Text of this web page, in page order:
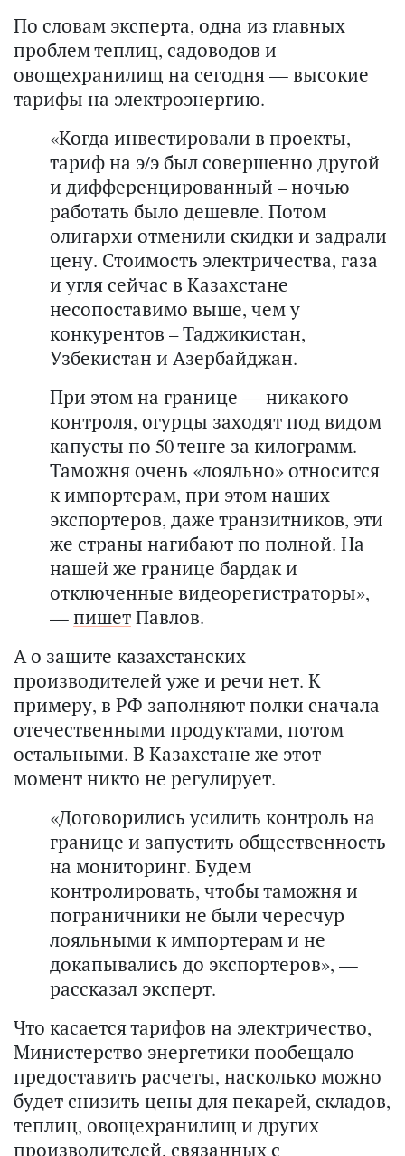
По словам эксперта, одна из главных
проблем теплиц, садоводов и
овощехранилищ на сегодня — высокие
тарифы на электроэнергию.
«Когда инвестировали в проекты,
тариф на э/э был совершенно другой
и дифференцированный – ночью
работать было дешевле. Потом
олигархи отменили скидки и задрали
цену. Стоимость электричества, газа
и угля сейчас в Казахстане
несопоставимо выше, чем у
конкурентов – Таджикистан,
Узбекистан и Азербайджан.
При этом на границе — никакого
контроля, огурцы заходят под видом
капусты по 50 тенге за килограмм.
Таможня очень «лояльно» относится
к импортерам, при этом наших
экспортеров, даже транзитников, эти
же страны нагибают по полной. На
нашей же границе бардак и
отключенные видеорегистраторы»,
—пишетПавлов.
А о защите казахстанских
производителей уже и речи нет. К
примеру, в РФ заполняют полки сначала
отечественными продуктами, потом
остальными. В Казахстане же этот
момент никто не регулирует.
«Договорились усилить контроль на
границе и запустить общественность
на мониторинг. Будем
контролировать, чтобы таможня и
пограничники не были чересчур
лояльными к импортерам и не
докапывались до экспортеров», —
рассказал эксперт.
Что касается тарифов на электричество,
Министерство энергетики пообещало
предоставить расчеты, насколько можно
будет снизить цены для пекарей, складов,
теплиц, овощехранилищ и других
производителей, связанных с